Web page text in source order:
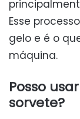
Esse
gelo e é o
máquina.
Posso
sorvete?